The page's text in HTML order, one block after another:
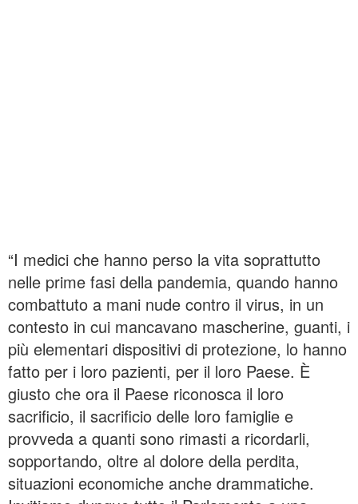
“I medici che hanno perso la vita soprattutto
nelle prime fasi della pandemia, quando hanno
combattuto a mani nude contro il virus, in un
contesto in cui mancavano mascherine, guanti, i
più elementari dispositivi di protezione, lo hanno
fatto per i loro pazienti, per il loro Paese. È
giusto che ora il Paese riconosca il loro
sacrificio, il sacrificio delle loro famiglie e
provveda a quanti sono rimasti a ricordarli,
sopportando, oltre al dolore della perdita,
situazioni economiche anche drammatiche.